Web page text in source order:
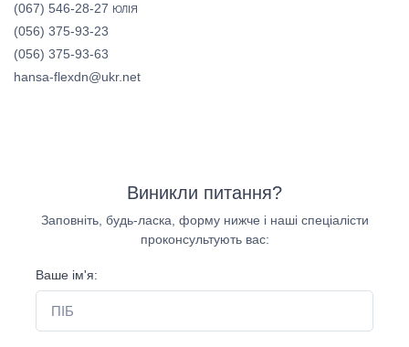
(067) 546-28-27 ЮЛІЯ
(056) 375-93-23
(056) 375-93-63
hansa-flexdn@ukr.net
Виникли питання?
Заповніть, будь-ласка, форму нижче і наші спеціалісти
проконсультують вас:
Ваше ім'я: